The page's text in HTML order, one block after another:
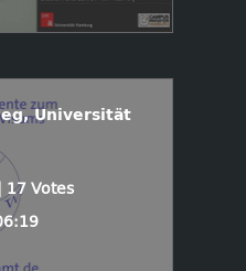
Universität
17 Votes